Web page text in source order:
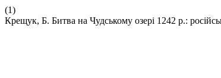
(1)
Крещук, Б. Битва на Чудському озері 1242 р.: